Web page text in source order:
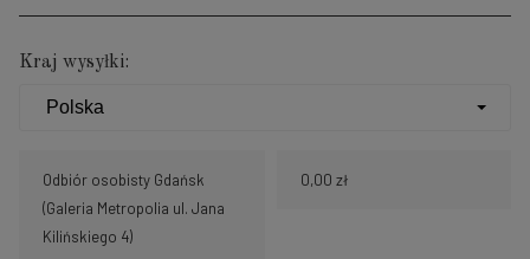
Kraj wysyłki:
Odbiór osobisty Gdańsk
(Galeria Metropolia ul. Jana
Kilińskiego 4)
0,00 zł